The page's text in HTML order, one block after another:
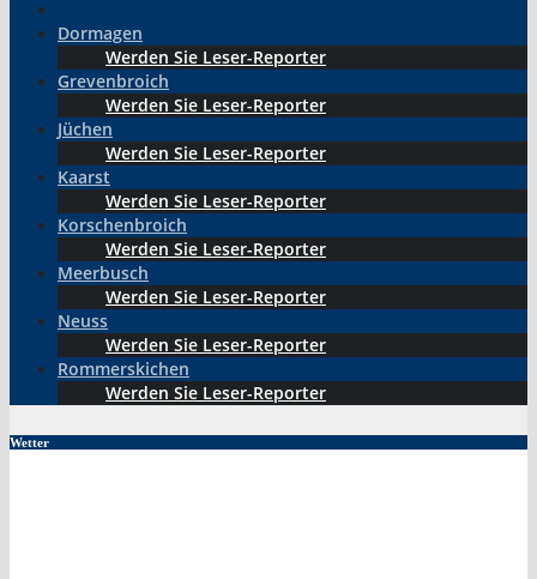
Dormagen
Werden Sie Leser-Reporter
Grevenbroich
Werden Sie Leser-Reporter
Jüchen
Werden Sie Leser-Reporter
Kaarst
Werden Sie Leser-Reporter
Korschenbroich
Werden Sie Leser-Reporter
Meerbusch
Werden Sie Leser-Reporter
Neuss
Werden Sie Leser-Reporter
Rommerskichen
Werden Sie Leser-Reporter
Wetter